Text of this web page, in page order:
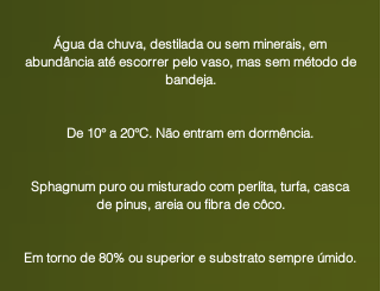
Água da chuva, destilada ou sem minerais, em
abundância até escorrer pelo vaso, mas sem método de
bandeja.
De 10° a 20°C. Não entram em dormência.
Sphagnum puro ou misturado com perlita, turfa, casca
de pinus, areia ou fibra de côco.
Em torno de 80% ou superior e substrato sempre úmido.